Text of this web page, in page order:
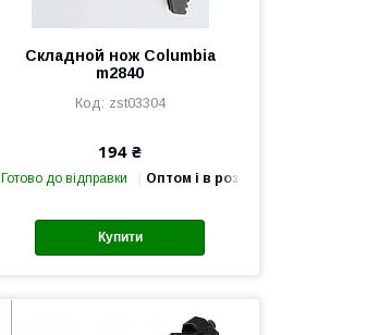
Складной нож Columbia
m2840
zst03304
194 ₴
Готово до відправки Оптом і в роздріб
Купити